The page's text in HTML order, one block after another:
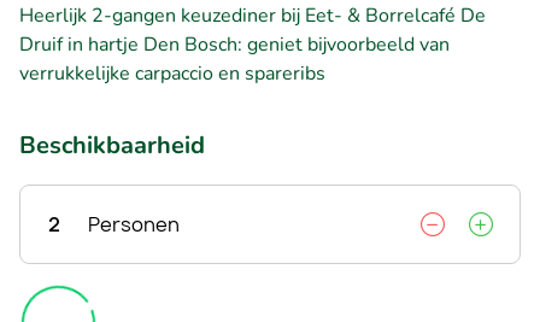
Heerlijk 2-gangen keuzediner bij Eet- & Borrelcafé De
Druif in hartje Den Bosch: geniet bijvoorbeeld van
verrukkelijke carpaccio en spareribs
Beschikbaarheid
2 Personen